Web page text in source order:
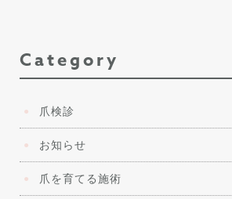
Category
爪検診
お知らせ
爪を育てる施術